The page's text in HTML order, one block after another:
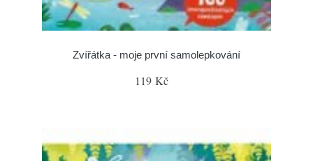
Zvířátka - moje první samolepkování
119 Kč